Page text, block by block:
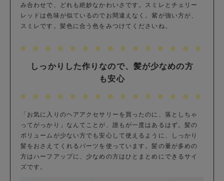
み合わせで、どれも絶妙なかわいさです。スミレとチェリー
レッドは色味が似ているのでお間違えなく。紫が強い方が、
スミレです。髪色に合う色をみつけてくださいね。
しっかりした作りなので、髪が少なめの方
も安心
「お気に入りのヘアアクセサリーを買ったのに、落としちゃ
ってがっかり」なんてことが、誰もが一度はあるはず。髪の
ボリュームが少ない方でも安心して使えるように、しっかり
髪をおさえてくれるパーツを使っています。髪の量が多めの
方はハーフアップに、少なめの方はひとまとめにできるサイ
ズです。